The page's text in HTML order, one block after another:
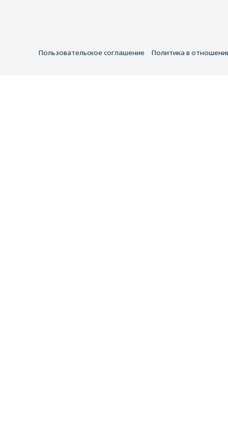
Пользовательское соглашение Политика в